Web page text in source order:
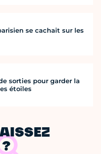
se cachait sur les
sorties pour garder la
étoiles
?